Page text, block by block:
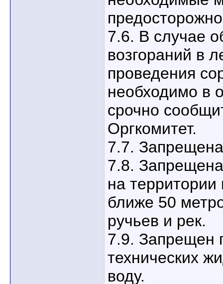
7.6. В случае
возгораний в
проведения
необходимо в
срочно
Оргкомитет.
7.7.
7.8.
на
ближе 50
ручьев и рек.
7.9. Запрещен
технических
воду.